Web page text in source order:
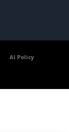
AI Policy